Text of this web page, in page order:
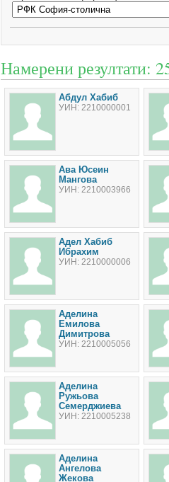
Намерени резултати:
Абдул Хабиб
УИН: 2210000001
Ава Юсеин
Мангова
УИН: 2210003966
Адел Хабиб
Ибрахим
УИН: 2210000006
Аделина
Емилова
Димитрова
УИН: 2210005056
Аделина
Ружьова
Семерджиева
УИН: 2210005238
Аделина
Ангелова
Жекова